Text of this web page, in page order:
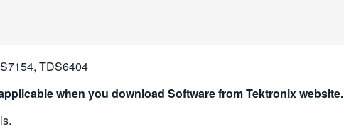
TDS6404
when you download Software from Tektronix website.